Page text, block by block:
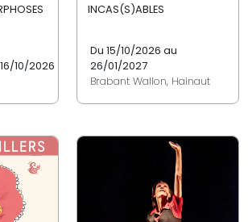
10/2026
INCAS(S)ABLES
Du 15/10/2026 au
26/01/2027
Brabant Wallon, Hainaut